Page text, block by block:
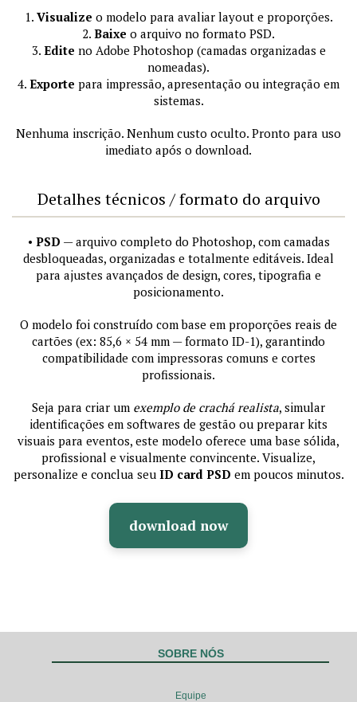
1. Visualize o modelo para avaliar layout e proporções.
2. Baixe o arquivo no formato PSD.
3. Edite no Adobe Photoshop (camadas organizadas e
nomeadas).
4. Exporte para impressão, apresentação ou integração em
sistemas.
Nenhuma inscrição. Nenhum custo oculto. Pronto para uso
imediato após o download.
Detalhes técnicos / formato do arquivo
• PSD — arquivo completo do Photoshop, com camadas
desbloqueadas, organizadas e totalmente editáveis. Ideal
para ajustes avançados de design, cores, tipografia e
posicionamento.
O modelo foi construído com base em proporções reais de
cartões (ex: 85,6 × 54 mm — formato ID-1), garantindo
compatibilidade com impressoras comuns e cortes
profissionais.
Seja para criar um exemplo de crachá realista, simular
identificações em softwares de gestão ou preparar kits
visuais para eventos, este modelo oferece uma base sólida,
profissional e visualmente convincente. Visualize,
personalize e conclua seu ID card PSD em poucos minutos.
download now
SOBRE NÓS
Equipe